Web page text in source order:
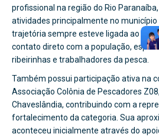
profissional na região do Rio
atividades principalmente no município
trajetória sempre esteve ligada ao
contato direto com a população,
ribeirinhas e trabalhadores da pesca.
Também possui participação ativa na
Associação Colônia de Pescadores
Chaveslândia, contribuindo com a
fortalecimento da categoria. Sua
aconteceu inicialmente através do